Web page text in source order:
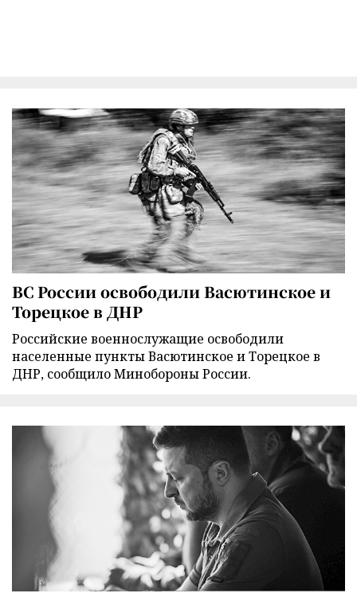
ВС России освободили Васютинское и
Торецкое в ДНР
Российские военнослужащие освободили
населенные пункты Васютинское и Торецкое в
ДНР, сообщило Минобороны России.